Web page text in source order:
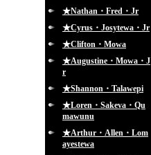
★Nathan・Fred・Jr
★Cyrus・Josytewa・Jr
★Clifton・Mowa
★Augustine・Mowa・J
r
★Shannon・Talawepi
★Loren・Sakeva・Qu
mawunu
★Arthur・Allen・Lom
ayestewa